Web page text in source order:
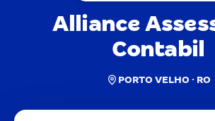
Alliance
Contabil
PORTO VELHO · RO